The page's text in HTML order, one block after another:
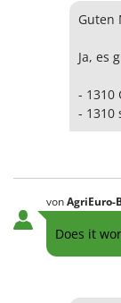
Guten
Ja, es
- 1310
- 1310
vonAgriEuro-
Does it